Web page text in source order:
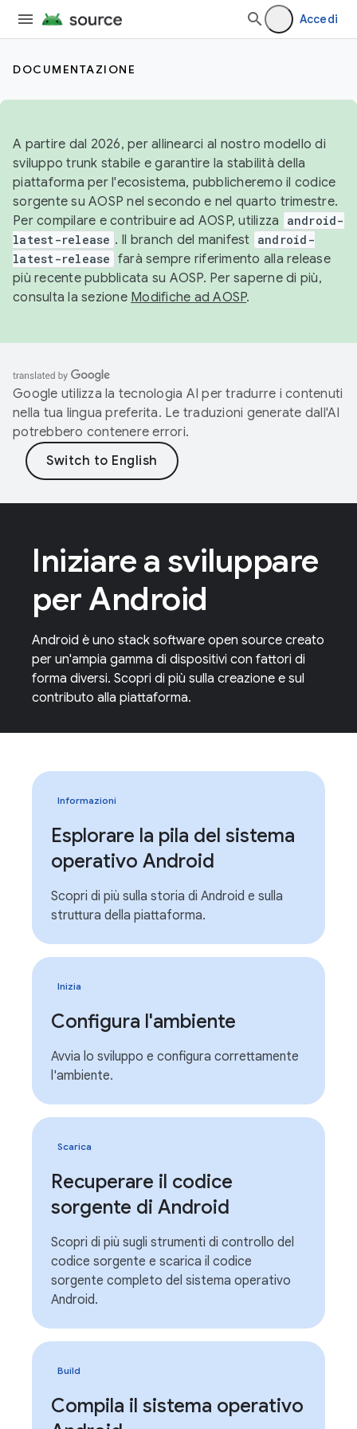
Accedi
DOCUMENTAZIONE
A partire dal 2026, per allinearci al nostro modello di
sviluppo trunk stabile e garantire la stabilità della
piattaforma per l'ecosistema, pubblicheremo il codice
sorgente su AOSP nel secondo e nel quarto trimestre.
Per compilare e contribuire ad AOSP, utilizza
android-
latest-release . Il branch del manifest android-
latest-release farà sempre riferimento alla release
più recente pubblicata su AOSP. Per saperne di più,
consulta la sezione Modifiche ad AOSP.
Google utilizza la tecnologia AI per tradurre i contenuti
nella tua lingua preferita. Le traduzioni generate dall'AI
potrebbero contenere errori.
Iniziare a sviluppare
per Android
Android è uno stack software open source creato
per un'ampia gamma di dispositivi con fattori di
forma diversi. Scopri di più sulla creazione e sul
contributo alla piattaforma.
Informazioni
Esplorare la pila del sistema
operativo Android
Scopri di più sulla storia di Android e sulla
struttura della piattaforma.
Inizia
Configura l'ambiente
Avvia lo sviluppo e configura correttamente
l'ambiente.
Scarica
Recuperare il codice
sorgente di Android
Scopri di più sugli strumenti di controllo del
codice sorgente e scarica il codice
sorgente completo del sistema operativo
Android.
Build
Compila il sistema operativo